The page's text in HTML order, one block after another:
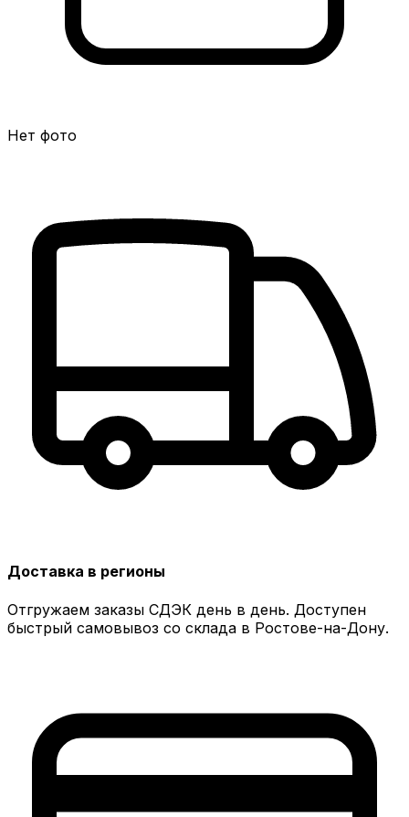
Нет фото
Доставка в регионы
Отгружаем заказы СДЭК день в день. Доступен
быстрый самовывоз со склада в Ростове-на-Дону.